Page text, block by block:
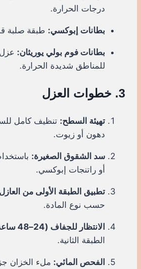
درجات الحرارة.
بطانات إبوكسي: طبقة صلبة
بطانات فوم بولي يوريثان:
للمناطق شديدة الحرارة.
3. خطوات العزل
تهيئة السطح: تنظيف كامل
دهون أو زيوت.
سد الشقوق الصغيرة:
أو راتنجات إبوكسي.
تطبيق الطبقة الأولى من
حسب نوع المادة.
الانتظار للجفاف (24–48 ساعة):
الطبقة الثانية.
الفحص المائي: ملء الخزان